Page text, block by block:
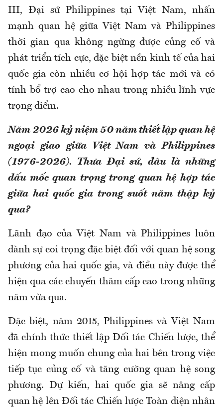
III, Đại sứ Philippines tại Việt Nam, nhấn
mạnh quan hệ giữa Việt Nam và Philippines
thời gian qua không ngừng được củng cố và
phát triển tích cực, đặc biệt nền kinh tế của hai
quốc gia còn nhiều cơ hội hợp tác mới và có
tính bổ trợ cao cho nhau trong nhiều lĩnh vực
trọng điểm.
Năm 2026 kỷ niệm 50 năm thiết lập quan hệ
ngoại giao giữa Việt Nam và Philippines
(1976-2026). Thưa Đại sứ, đâu là những
dấu mốc quan trọng trong quan hệ hợp tác
giữa hai quốc gia trong suốt năm thập kỷ
qua?
Lãnh đạo của Việt Nam và Philippines luôn
dành sự coi trọng đặc biệt đối với quan hệ song
phương của hai quốc gia, và điều này được thể
hiện qua các chuyến thăm cấp cao trong những
năm vừa qua.
Đặc biệt, năm 2015, Philippines và Việt Nam
đã chính thức thiết lập Đối tác Chiến lược, thể
hiện mong muốn chung của hai bên trong việc
tiếp tục củng cố và tăng cường quan hệ song
phương. Dự kiến, hai quốc gia sẽ nâng cấp
quan hệ lên Đối tác Chiến lược Toàn diện nhân